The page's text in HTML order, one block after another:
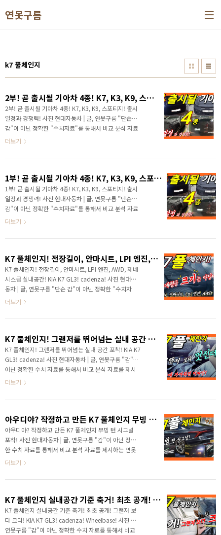
연못구름
k7 풀체인지
2부! 곧 출시될 기아차 4종! K7, K3, K9, 스포티지! 출시일정과 경쟁력!
2부! 곧 출시될 기아차 4종! K7, K3, K9, 스포티지! 출시
일정과 경쟁력! 사진 현대자동차 | 글, 연못구름 "단순
감"이 아닌 정확한 "수치자료"를 통해서 비교 분석 자료
를 제시하는 연못구름입니다! 안녕하세요? 연못구름입
해가 3년째인데 신차가 마치 경쟁하듯이 계속 출시되고
가 되었죠? 한편으로는 출시되는 신차마다 초기 결함이
보고되면서 기대감이 불안감이 되기도 했습니다. 올해
도 다양한 메인급 차량이 출시가 되는데, 상반기에 출시
가 확인된 기아차 신차를 출시 일정까지 함께 알려드립
포스팅은 하단 링크를 참고하세요 https://last..
더보기
1부! 곧 출시될 기아차 4종! K7, K3, K9, 스포티지! 출시일정과 경쟁력!
1부! 곧 출시될 기아차 4종! K7, K3, K9, 스포티지! 출시
일정과 경쟁력! 사진 현대자동차 | 글, 연못구름 "단순
감"이 아닌 정확한 "수치자료"를 통해서 비교 분석 자료
를 제시하는 연못구름입니다! 안녕하세요? 연못구름입니
3년째인데 신차가 마치 경쟁하듯이 계속 출시되고 있습
었죠? 한편으로는 출시되는 신차마다 초기 결함이 보고
되면서 기대감이 불안감이 되기도 했습니다. 올해도 다양
한 메인급 차량이 출시가 되는데, 상반기에 출시가 확인
된 기아차 신차를 출시 일정까지 함께 알려드립니다. 인
하고 있는 내용과 동일하기 때문에 공식 문서로 보이..
더보기
K7 풀체인지! 전장길이, 안마시트, LPI 엔진, AWD, 제네시스급 실내공간! KIA K7 GL3! cadenza!
K7 풀체인지! 전장길이, 안마시트, LPI 엔진, AWD, 제네
시스급 실내공간! KIA K7 GL3! cadenza! 사진 현대자
동차 | 글, 연못구름 "단순 감"이 아닌 정확한 "수치자
료"를 통해서 비교 분석 자료를 제시하는 연못구름입니
습니다. 새로운 새해에는 구독자분들께서 기대하시는
면 좋겠습니다. 건강해야 즐겁게 모든 일을 할 수 있기
때문이죠! # 세부적인 내용을 담고 있는 영상으로 보시
길 추천합니다. 새해에 첫 번째 영상은 올해의 주인공이
라고 할 수 있는 기아차 준대형 세단인 K7을 준비했습니
상황인데 출시가 가까울수록 기대감이 ..
더보기
K7 풀체인지! 그랜저를 뛰어넘는 실내 공간 포착! KIA K7 GL3! cadenza!
K7 풀체인지! 그랜저를 뛰어넘는 실내 공간 포착! KIA K7
GL3! cadenza! 사진 현대자동차 | 글, 연못구름 "감"이
아닌 정확한 수치 자료를 통해서 비교 분석 자료를 제시
하는 연못구름입니다! ▲ SOURCE : 연못구름 유튜브 채
이렇게 마무리 되고 있습니다. 올 한해도 자동차를 좋아
니다. 제네시스 GV80을 시작으로 G80, 쏘렌토, 아반떼,
카니발, 투싼, GV70까지 출시가 되었고, 고성능 세단인
스팅어와 G70, 쌍용차의 올뉴렉스턴과 르노삼성 QM6도
페이스리프트 덕분에 즐거운 한 해를 보낸 것 같습니다.
다도 다양한..
더보기
아우디야? 작정하고 만든 K7 풀체인지 무빙 턴 시그널 포착!
아우디야? 작정하고 만든 K7 풀체인지 무빙 턴 시그널
포착! 사진 현대자동차 | 글, 연못구름 "감"이 아닌 정확
한 수치 자료를 통해서 비교 분석 자료를 제시하는 연못
구름입니다! 안녕하세요? 연못구름입니다. 즐거운 시간
될 차량에 대한 관심이 뜨거워지는 것 같습니다. 기아차
예상되는 가운데, 뜨거운 이슈가 되는 차량이 한 대 있
죠? # 세부적인 내용을 담고 있는 영상으로 보시길 추천
합니다. 바로 기아차 준대형 K7 그 주인공입니다. 신차
소식을 10년 이상 알려드린 경험에서 보면 K7이 이 정
더보기
K7 풀체인지 실내공간 기준 축거! 최초 공개! 그랜저 보다 크다! KIA K7 GL3! cadenza! Wheelbase!
K7 풀체인지 실내공간 기준 축거! 최초 공개! 그랜저 보
다 크다! KIA K7 GL3! cadenza! Wheelbase! 사진 글,
연못구름 "감"이 아닌 정확한 수치 자료를 통해서 비교